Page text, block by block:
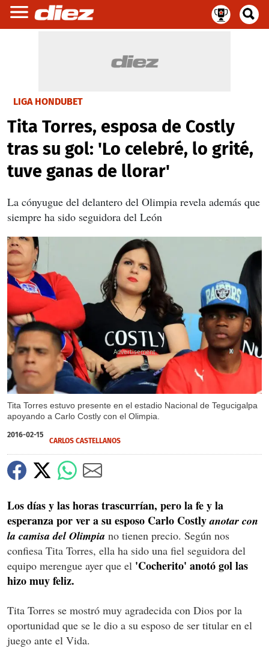
LIGA HONDUBET
Tita Torres, esposa de Costly
tras su gol: 'Lo celebré, lo grité,
tuve ganas de llorar'
La cónyugue del delantero del Olimpia revela además que
siempre ha sido seguidora del León
Tita Torres estuvo presente en el estadio Nacional de Tegucigalpa
apoyando a Carlo Costly con el Olimpia.
X
2016-02-15
CARLOS CASTELLANOS
Los días y las horas trascurrían, pero la fe y la
esperanza por ver a su esposo Carlo Costly anotar con
la camisa del Olimpia no tienen precio. Según nos
confiesa Tita Torres, ella ha sido una fiel seguidora del
equipo merengue ayer que el 'Cocherito' anotó gol las
hizo muy feliz.
Tita Torres se mostró muy agradecida con Dios por la
oportunidad que se le dio a su esposo de ser titular en el
juego ante el Vida.